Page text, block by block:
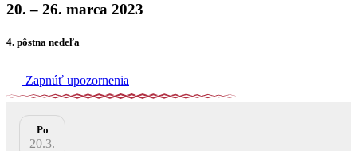
20. – 26. marca 2023
4. pôstna nedeľa
Zapnúť upozornenia
Po
20.3.